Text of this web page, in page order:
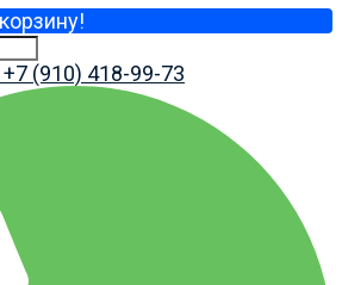
+7 (910) 418-99-73